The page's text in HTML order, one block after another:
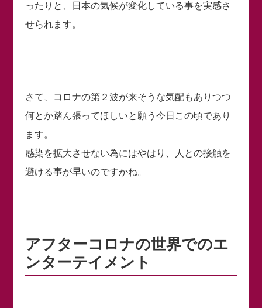
ったりと、日本の気候が変化している事を実感さ
せられます。
さて、コロナの第２波が来そうな気配もありつつ
何とか踏ん張ってほしいと願う今日この頃であり
ます。
感染を拡大させない為にはやはり、人との接触を
避ける事が早いのですかね。
アフターコロナの世界でのエ
ンターテイメント